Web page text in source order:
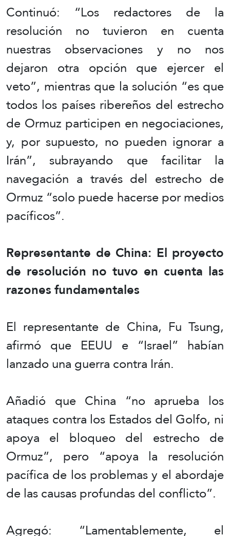
Continuó: “Los redactores de la
resolución no tuvieron en cuenta
nuestras observaciones y no nos
dejaron otra opción que ejercer el
veto”, mientras que la solución “es que
todos los países ribereños del estrecho
de Ormuz participen en negociaciones,
y, por supuesto, no pueden ignorar a
Irán”, subrayando que facilitar la
navegación a través del estrecho de
Ormuz “solo puede hacerse por medios
pacíficos”.
Representante de China: El proyecto
de resolución no tuvo en cuenta las
razones fundamentales
El representante de China, Fu Tsung,
afirmó que EEUU e “Israel” habían
lanzado una guerra contra Irán.
Añadió que China “no aprueba los
ataques contra los Estados del Golfo, ni
apoya el bloqueo del estrecho de
Ormuz”, pero “apoya la resolución
pacífica de los problemas y el abordaje
de las causas profundas del conflicto”.
Agregó: “Lamentablemente, el